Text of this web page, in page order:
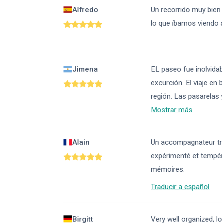
Alfredo
Un recorrido muy
lo que íbamos viendo
Jimena
EL paseo fue
excurción. El viaje en
región. Las pasarelas
Mostrar más
Alain
Un accompagnateur
expérimenté et
mémoires.
Traducir a español
Birgitt
Very well organized,